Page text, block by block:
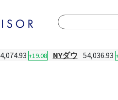
4,074.93 +19.08 NYダウ 54,036.93